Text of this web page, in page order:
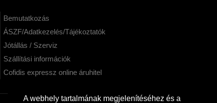
A webhely tartalmának megjelenítéséhez és a
Bemutatkozás
ÁSZF/Adatkezelés/Tájékoztatók
Jótállás / Szerviz
Szállítási információk
Cofidis expressz online áruhitel